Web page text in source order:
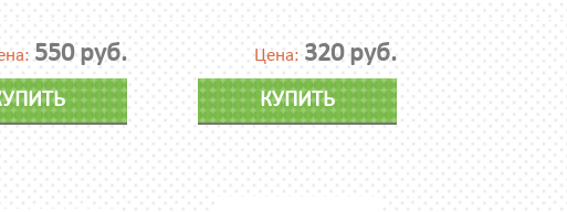
550 руб. Цена: 320 руб.
КУПИТЬ